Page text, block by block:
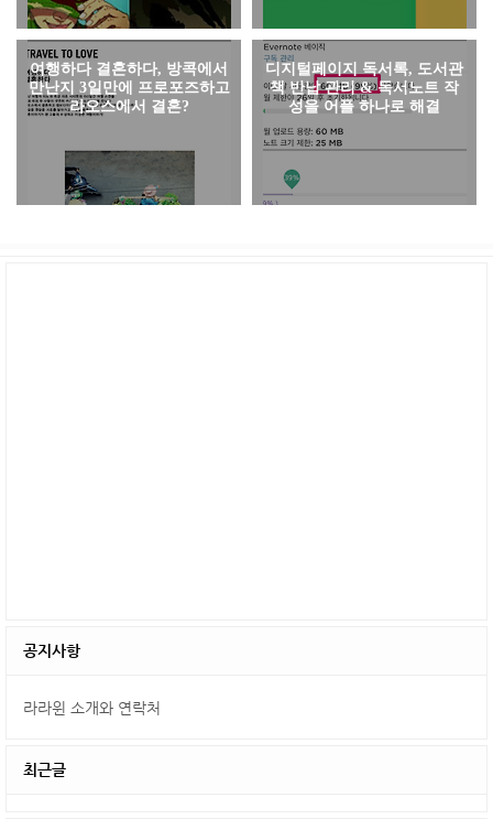
여행하다 결혼하다, 방콕에서
만난지 3일만에 프로포즈하고
라오스에서 결혼?
디지털페이지 독서록, 도서관
책 반납 관리 & 독서노트 작
성을 어플 하나로 해결
공지사항
라라윈 소개와 연락처
최근글